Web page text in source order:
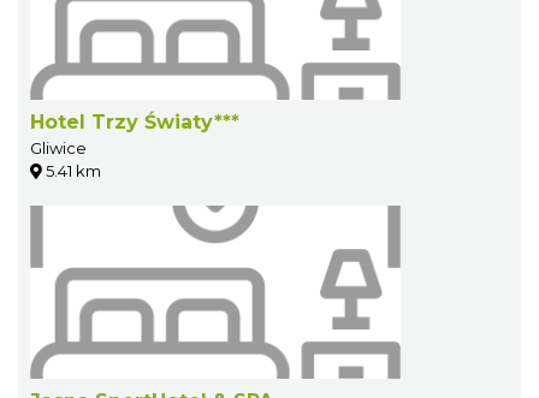
Hotel Trzy Światy***
Gliwice
5.41 km